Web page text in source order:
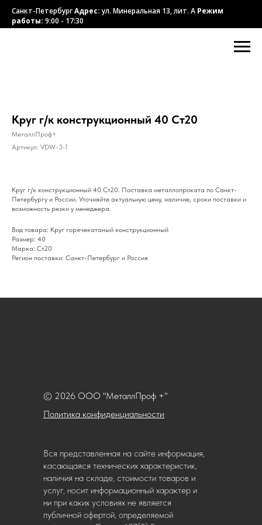
Санкт-ПетербургАдрес:ул. Минеральная 13, лит. А Режим
работы: 9:00 - 17:30
Круг г/к конструкционный 40 Ст20
МеталлПроф+
Артикул: VDW-3-1
Круг г/к конструкционный 40 Ст20. Поставка металлопроката по Санкт-
Петербургу и России. Уточняйте актуальную цену, наличие, сроки поставки и
возможность резки у менеджера.
Вид товара: Круг горячекатаный конструкционный
Размер: 40
Марка: Ст20
Регион поставки: Санкт-Петербург и Россия
Политика конфиденциальности
© 2026 ООО "МеталлПроф +"
Вся представленная на сайте информация,
касающаяся технических характеристик,
наличия на складе, стоимости товаров и
услуг, носит информационный характер и
ни при каких условиях не является
публичной офертой, определяемой